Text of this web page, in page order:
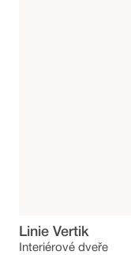
Linie Vertik
Interiérové dveře